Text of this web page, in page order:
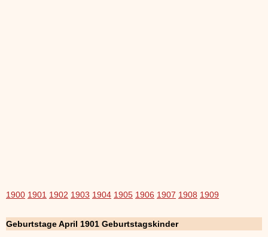
1900 1901 1902 1903 1904 1905 1906 1907 1908 1909
Geburtstage April 1901 Geburtstagskinder